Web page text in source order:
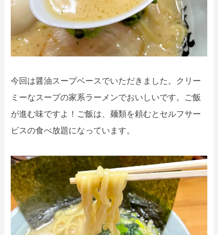
今回は醤油スープベースでいただきました。クリー
ミーなスープの家系ラーメンでおいしいです。ご飯
が進む味ですよ！ご飯は、麺類を頼むとセルフサー
ビスの食べ放題になっています。